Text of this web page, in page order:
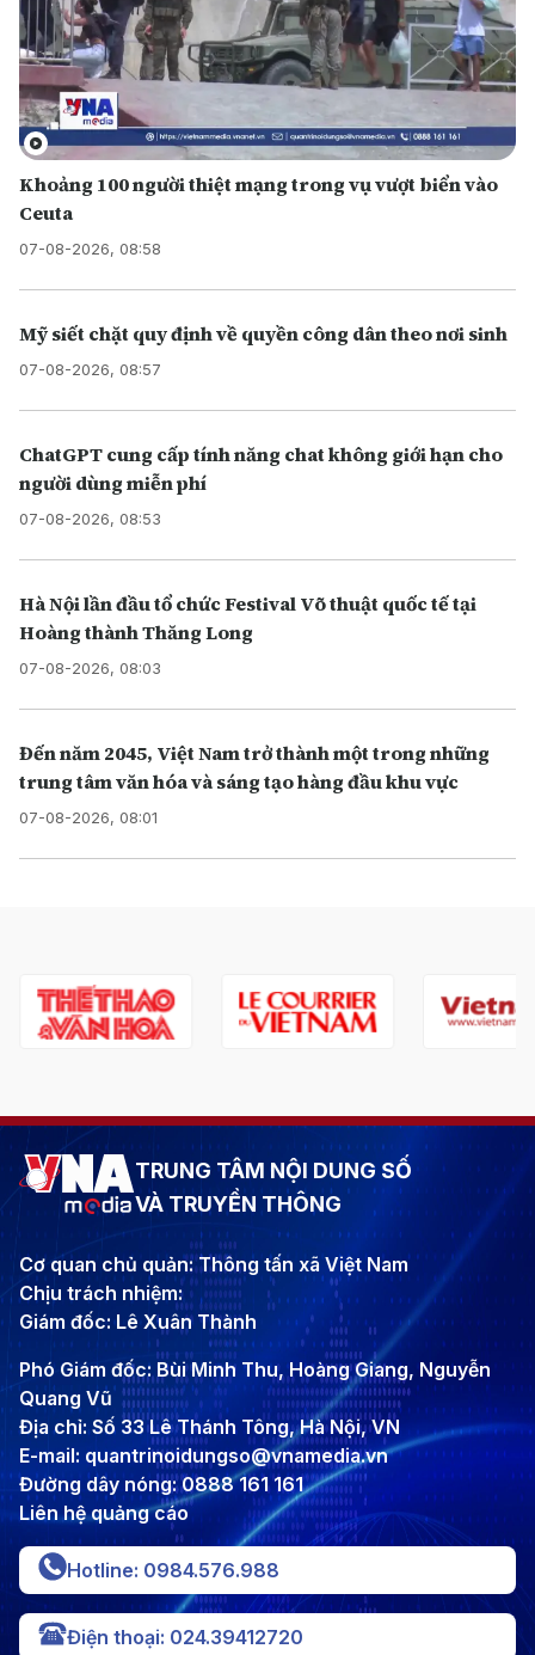
Khoảng 100 người thiệt mạng trong vụ vượt biển vào
Ceuta
07-08-2026, 08:58
Mỹ siết chặt quy định về quyền công dân theo nơi sinh
07-08-2026, 08:57
ChatGPT cung cấp tính năng chat không giới hạn cho
người dùng miễn phí
07-08-2026, 08:53
Hà Nội lần đầu tổ chức Festival Võ thuật quốc tế tại
Hoàng thành Thăng Long
07-08-2026, 08:03
Đến năm 2045, Việt Nam trở thành một trong những
trung tâm văn hóa và sáng tạo hàng đầu khu vực
07-08-2026, 08:01
TRUNG TÂM NỘI DUNG SỐ
VÀ TRUYỀN THÔNG
Cơ quan chủ quản: Thông tấn xã Việt Nam
Chịu trách nhiệm:
Giám đốc: Lê Xuân Thành
Phó Giám đốc: Bùi Minh Thu, Hoàng Giang, Nguyễn
Quang Vũ
Địa chỉ: Số 33 Lê Thánh Tông, Hà Nội, VN
E-mail: quantrinoidungso@vnamedia.vn
Đường dây nóng: 0888 161 161
Liên hệ quảng cáo
Hotline: 0984.576.988
Điện thoại: 024.39412720